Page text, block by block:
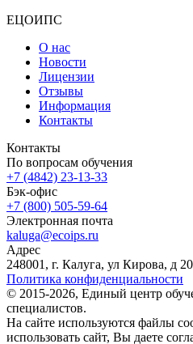
ЕЦОИПС
О нас
Новости
Лицензии
Отзывы
Информация
Контакты
Контакты
По вопросам обучения
+7 (4842) 23-13-33
Бэк-офис
+7 (800) 505-59-64
Электронная почта
kaluga@ecoips.ru
Адрес
248001, г. Калуга, ул Кирова, д
Политика конфиденциальности
© 2015-2026, Единый центр
специалистов.
На сайте используются файлы
использовать сайт, Вы даете